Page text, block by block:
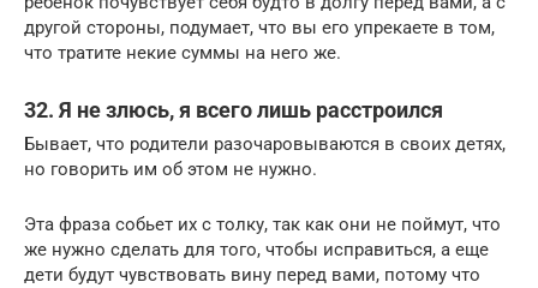
другой стороны, подумает, что вы его упрекаете в том,
что тратите некие суммы на него же.
32. Я не злюсь, я всего лишь расстроился
Бывает, что родители разочаровываются в своих детях,
но говорить им об этом не нужно.
Эта фраза собьет их с толку, так как они не поймут, что
же нужно сделать для того, чтобы исправиться, а еще
дети будут чувствовать вину перед вами, потому что